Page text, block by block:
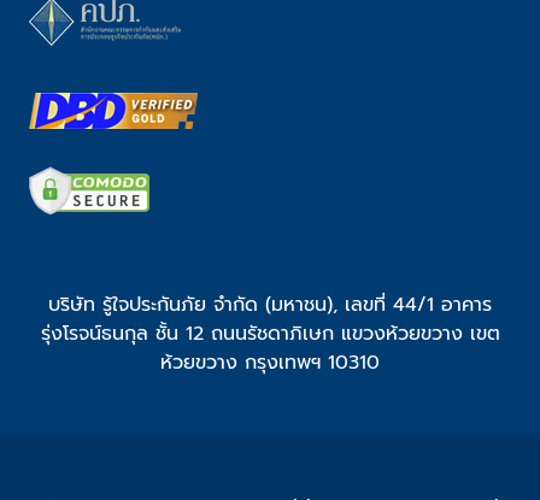
บริษัท รู้ใจประกันภัย จำกัด (มหาชน), เลขที่ 44/1 อาคาร
รุ่งโรจน์ธนกุล ชั้น 12 ถนนรัชดาภิเษก แขวงห้วยขวาง เขต
ห้วยขวาง กรุงเทพฯ 10310